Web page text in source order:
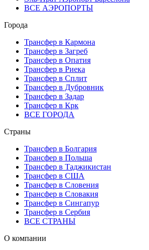
ВСЕ АЭРОПОРТЫ
Города
Трансфер в Кармона
Трансфер в Загреб
Трансфер в Опатия
Трансфер в Риека
Трансфер в Сплит
Трансфер в Дубровник
Трансфер в Задар
Трансфер в Крк
ВСЕ ГОРОДА
Страны
Трансфер в Болгария
Трансфер в Польша
Трансфер в Таджикистан
Трансфер в США
Трансфер в Словения
Трансфер в Словакия
Трансфер в Сингапур
Трансфер в Сербия
ВСЕ СТРАНЫ
О компании